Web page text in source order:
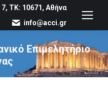
ΤΚ: 10671, Αθήνα
info@acci.gr
Επιμελητήριο
You are here: